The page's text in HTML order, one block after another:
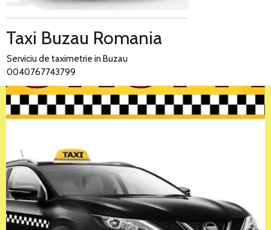
Taxi Buzau Romania
Serviciu de taximetrie in Buzau
0040767743799